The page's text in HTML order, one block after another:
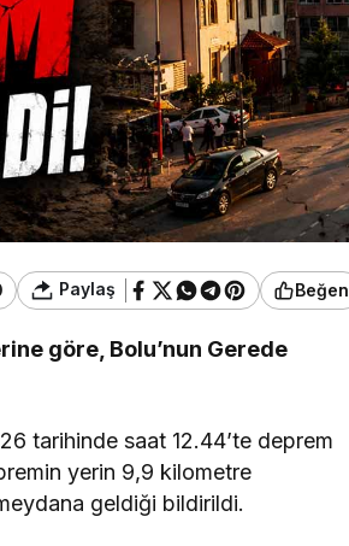
Paylaş Beğen
göre, Bolu’nun Gerede
tarihinde saat 12.44’te deprem
yerin 9,9 kilometre
geldiği bildirildi.